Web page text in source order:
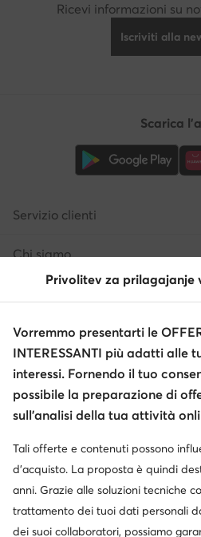
Ricevi informazioni su
Iscriviti alla
Cambia
Scarica
Servizio clienti
Chi siamo
© escarpe.it
Privolitev za prilagajanje
Vorremmo presentarti le
INTERESSANTI più adatti alle
interessi. Fornendo il tuo
possibile la preparazione di
sull’analisi della tua attività
Tali offerte e contenuti possono
d’acquisto. La proposta è quindi
anni. Grazie alle soluzioni tecniche
trattamento dei tuoi dati personali
dei suoi collaboratori, possiamo